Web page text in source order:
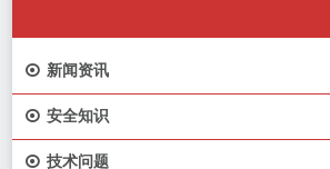
 新闻资讯
 安全知识
 技术问题